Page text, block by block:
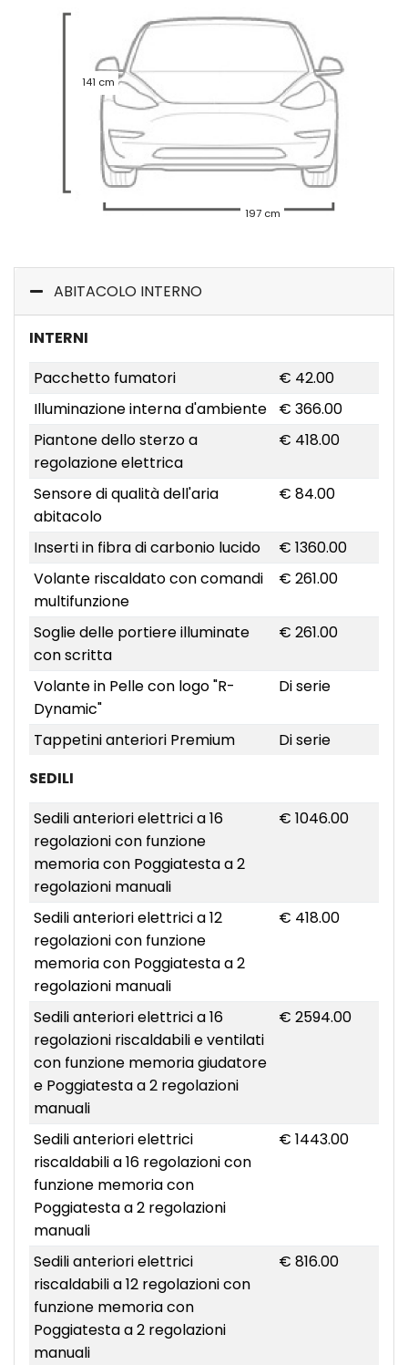
141 cm
197 cm
ABITACOLO INTERNO
INTERNI
Pacchetto fumatori
€ 42.00
Illuminazione interna d'ambiente
€ 366.00
Piantone dello sterzo a
regolazione elettrica
€ 418.00
Sensore di qualità dell'aria
abitacolo
€ 84.00
Inserti in fibra di carbonio lucido
€ 1360.00
Volante riscaldato con comandi
multifunzione
€ 261.00
Soglie delle portiere illuminate
con scritta
€ 261.00
Volante in Pelle con logo "R-
Dynamic"
Di serie
Tappetini anteriori Premium
Di serie
SEDILI
Sedili anteriori elettrici a 16
regolazioni con funzione
memoria con Poggiatesta a 2
regolazioni manuali
€ 1046.00
Sedili anteriori elettrici a 12
regolazioni con funzione
memoria con Poggiatesta a 2
regolazioni manuali
€ 418.00
Sedili anteriori elettrici a 16
regolazioni riscaldabili e ventilati
con funzione memoria giudatore
e Poggiatesta a 2 regolazioni
manuali
€ 2594.00
Sedili anteriori elettrici
riscaldabili a 16 regolazioni con
funzione memoria con
Poggiatesta a 2 regolazioni
manuali
€ 1443.00
Sedili anteriori elettrici
riscaldabili a 12 regolazioni con
funzione memoria con
Poggiatesta a 2 regolazioni
manuali
€ 816.00